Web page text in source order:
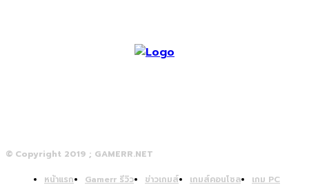
© Copyright 2019 ; GAMERR.NET
หน้าแรก Gamerr รีวิว ข่าวเกมส์ เกมส์คอนโซล
เกม PC